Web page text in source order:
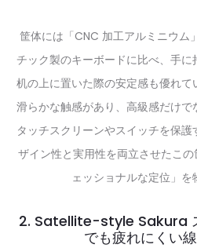
筐体には「CNC 加工アルミニウム
チック製のキーボードに比べ、手に
机の上に置いた際の安定感も優れて
滑らかな触感があり、高級感だけ
タッチスクリーンやスイッチを保
ザイン性と実用性を両立させたこ
ェッショナルな定位」を
2. Satellite-style Sakura
でも疲れにくい